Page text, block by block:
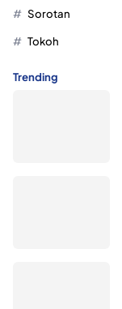
Sorotan
Tokoh
Trending